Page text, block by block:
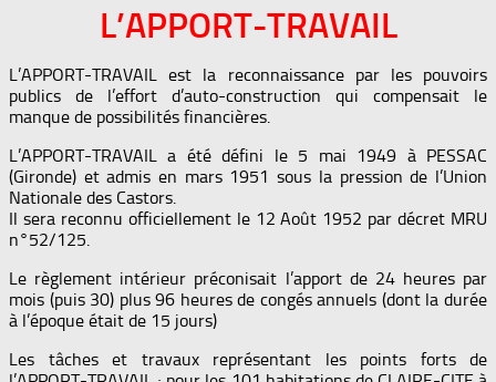
L’APPORT-TRAVAIL
L’APPORT-TRAVAIL est la reconnaissance par les pouvoirs
publics de l’effort d’auto-construction qui compensait le
manque de possibilités financières.
L’APPORT-TRAVAIL a été défini le 5 mai 1949 à PESSAC
(Gironde) et admis en mars 1951 sous la pression de l’Union
Nationale des Castors.
Il sera reconnu officiellement le 12 Août 1952 par décret MRU
n°52/125.
Le règlement intérieur préconisait l’apport de 24 heures par
mois (puis 30) plus 96 heures de congés annuels (dont la durée
à l’époque était de 15 jours)
Les tâches et travaux représentant les points forts de